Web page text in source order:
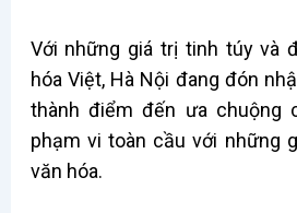
Với những giá trị tinh túy và
hóa Việt, Hà Nội đang đón
thành điểm đến ưa chuộng
phạm vi toàn cầu với những
văn hóa.